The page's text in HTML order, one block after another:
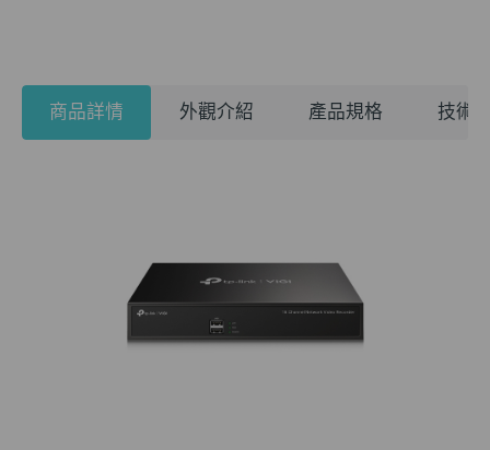
商品詳情 外觀介紹 產品規格 技術